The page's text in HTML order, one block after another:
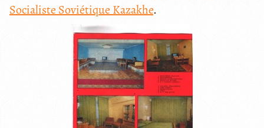
Socialiste Soviétique Kazakhe.